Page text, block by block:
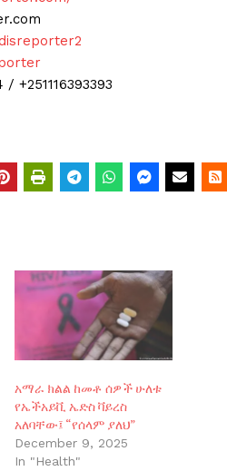
+251116393393
አማራ ክልል ከመቶ ሰዎች ሁለቱ
የኤችአይቪ ኤድስ ቫይረስ
አለባቸው፤ “የሰላም ያለህ”
December 9, 2025
In "Health"